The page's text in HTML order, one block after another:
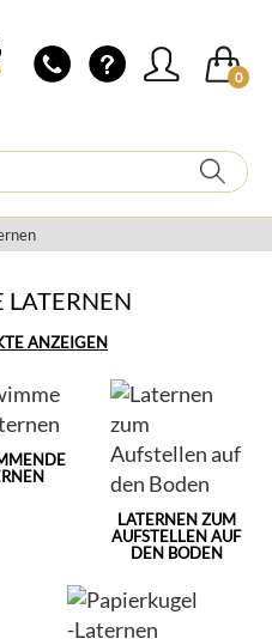
0
LATERNEN
ANZEIGEN
LATERNEN ZUM
AUFSTELLEN AUF
DEN BODEN